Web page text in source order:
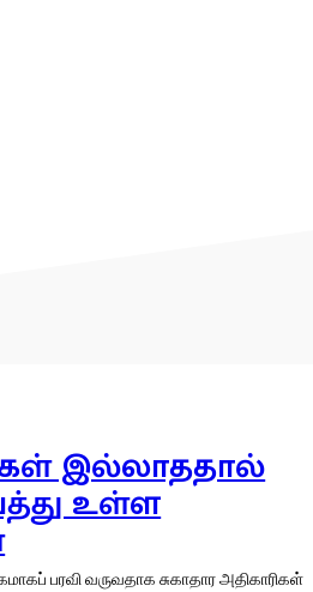
இல்லாததால்
உள்ள
பரவி வருவதாக சுகாதார அதிகாரிகள்